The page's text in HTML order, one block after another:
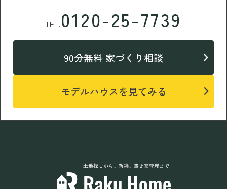
TEL.0120-25-7739
90分無料 家づくり相談
モデルハウスを見てみる
土地探しから、新築、空き家管理まで